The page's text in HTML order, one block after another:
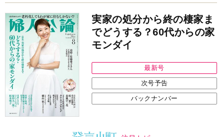
ピアノの月謝、払うべき？
中央公論新社の本
いじめのある世界に生きる君たち
へ
いじめられっ子だった精神科医の贈る
言葉
中井久夫 著 詳しくみる
インフォメーション